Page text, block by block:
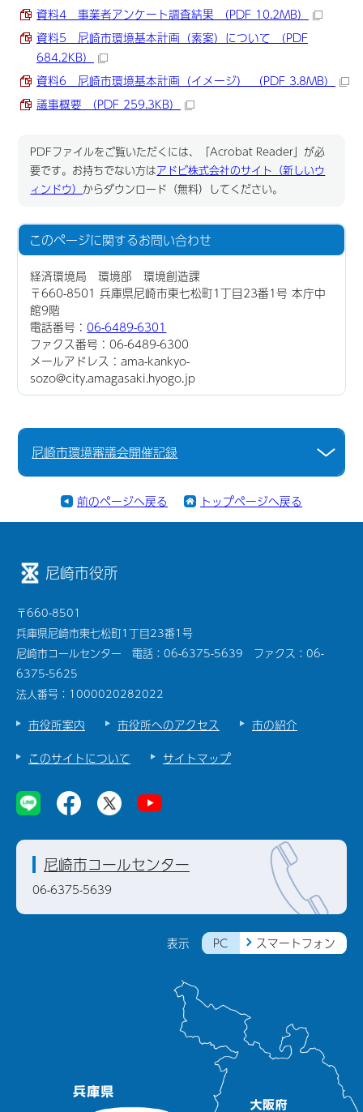
資料4 事業者アンケート調査結果 （PDF 10.2MB）
資料5 尼崎市環境基本計画（素案）について （PDF
684.2KB）
資料6 尼崎市環境基本計画（イメージ） （PDF 3.8MB）
議事概要 （PDF 259.3KB）
PDFファイルをご覧いただくには、「Acrobat Reader」が必
要です。お持ちでない方はアドビ株式会社のサイト（新しいウ
ィンドウ） からダウンロード（無料）してください。
このページに関するお問い合わせ
経済環境局 環境部 環境創造課
〒660-8501 兵庫県尼崎市東七松町1丁目23番1号 本庁中
館9階
電話番号：06-6489-6301
ファクス番号：06-6489-6300
メールアドレス：ama-kankyo-
sozo@city.amagasaki.hyogo.jp
尼崎市環境審議会開催記録
前のページへ戻る トップページへ戻る
尼崎市役所
〒660-8501
兵庫県尼崎市東七松町1丁目23番1号
尼崎市コールセンター 電話：06-6375-5639 ファクス：06-
6375-5625
法人番号：1000020282022
市役所案内 市役所へのアクセス
市の紹介
このサイトについて
サイトマップ
表示 PC スマートフォン
尼崎市コールセンター
06-6375-5639